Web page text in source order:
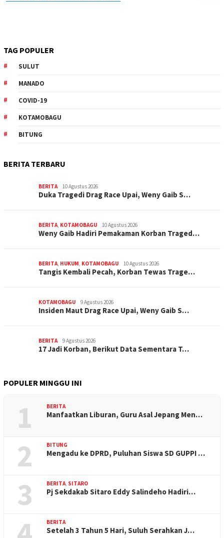
TAG POPULER
SULUT
MANADO
COVID-19
KOTAMOBAGU
BITUNG
BERITA TERBARU
BERITA 10 Agustus 2026
Duka Tragedi Drag Race Upai, Weny Gaib S…
BERITA, KOTAMOBAGU 10 Agustus 2026
Weny Gaib Hadiri Pemakaman Korban Traged…
BERITA, HUKUM, KOTAMOBAGU 10 Agustus 2026
Tangis Kembali Pecah, Korban Tewas Trage…
KOTAMOBAGU 9 Agustus 2026
Insiden Maut Drag Race Upai, Weny Gaib S…
BERITA 9 Agustus 2026
17 Jadi Korban, Berikut Data Sementara T…
POPULER MINGGU INI
1 BERITA
Manfaatkan Liburan, Guru Asal Jepang Men…
2 BITUNG
Mengadu ke DPRD, Puluhan Siswa SD GUPPI …
3 BERITA, SITARO
Pj Sekdakab Sitaro Eddy Salindeho Hadiri…
BERITA
Setelah 3 Tahun 5 Hari, Suluh Serahkan J…